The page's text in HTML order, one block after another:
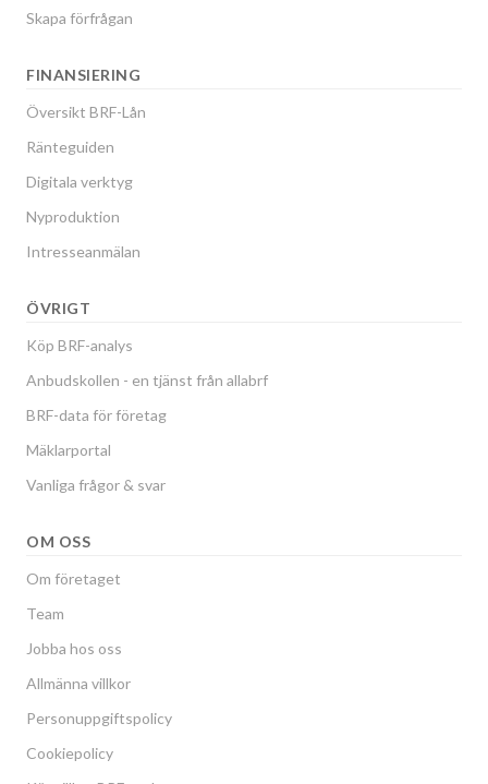
Skapa förfrågan
FINANSIERING
Översikt BRF-Lån
Ränteguiden
Digitala verktyg
Nyproduktion
Intresseanmälan
ÖVRIGT
Köp BRF-analys
Anbudskollen - en tjänst från allabrf
BRF-data för företag
Mäklarportal
Vanliga frågor & svar
OM OSS
Om företaget
Team
Jobba hos oss
Allmänna villkor
Personuppgiftspolicy
Cookiepolicy